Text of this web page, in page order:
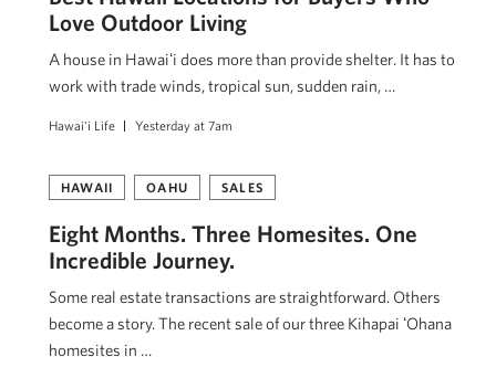
Love Outdoor Living
A house in Hawaiʻi does more than provide shelter. It has to
work with trade winds, tropical sun, sudden rain, …
Hawai'i Life Yesterday at 7am
HAWAII OAHU SALES
Eight Months. Three Homesites. One
Incredible Journey.
Some real estate transactions are straightforward. Others
become a story. The recent sale of our three Kihapai ʻOhana
homesites in …